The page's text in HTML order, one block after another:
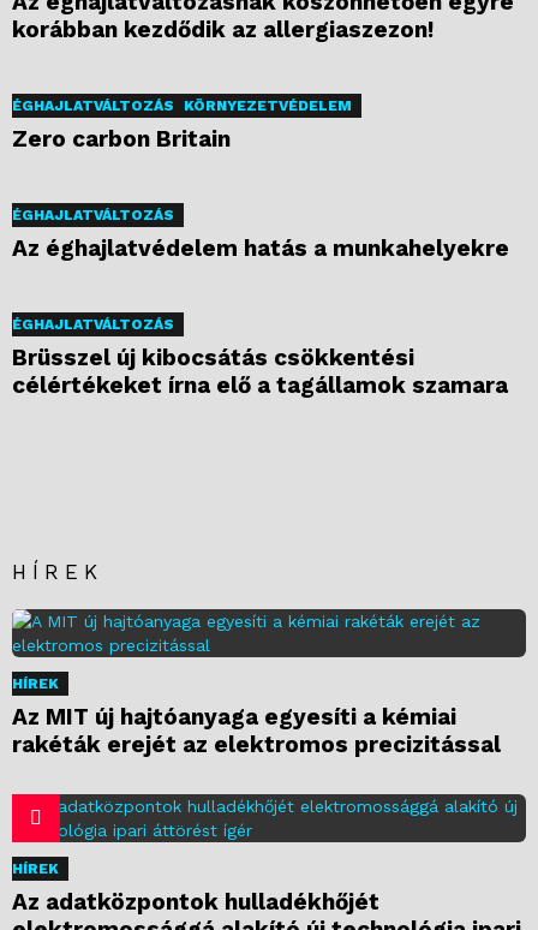
korábban kezdődik az allergiaszezon!
ÉGHAJLATVÁLTOZÁS KÖRNYEZETVÉDELEM
Zero carbon Britain
ÉGHAJLATVÁLTOZÁS
Az éghajlatvédelem hatás a munkahelyekre
ÉGHAJLATVÁLTOZÁS
Brüsszel új kibocsátás csökkentési
célértékeket írna elő a tagállamok szamara
HÍREK
HÍREK
Az MIT új hajtóanyaga egyesíti a kémiai
rakéták erejét az elektromos precizitással
HÍREK
Az adatközpontok hulladékhőjét